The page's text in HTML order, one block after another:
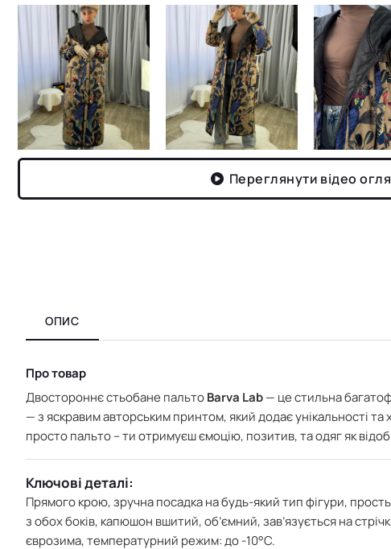
Переглянути відео
ОПИС
Про товар
Двостороннє стьобане пальтоBarva Lab— це стильна
— з яскравим авторським принтом, який додає унікальності
просто пальто – ти отримуєш ємоцію, позитив, та одяг як
Ключові деталі:
Прямого крою, зручна посадка на будь-який тип фігури, про
з обох боків, капюшон вшитий, об’ємний, зав’язується на
єврозима, температурний режим: до -10°C.